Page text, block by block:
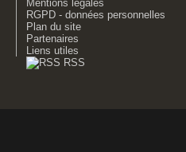
Mentions légales
RGPD - données personnelles
Plan du site
Partenaires
Liens utiles
RSS